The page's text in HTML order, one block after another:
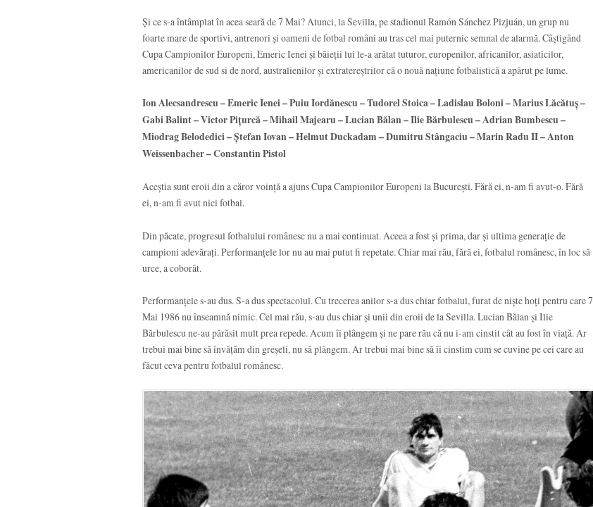
Și ce s-a întâmplat în acea seară de 7 Mai? Atunci, la Sevilla, pe stadionul Ramón Sánchez Pizjuán, un grup nu
foarte mare de sportivi, antrenori și oameni de fotbal români au tras cel mai puternic semnal de alarmă. Câștigând
Cupa Campionilor Europeni, Emeric Ienei și băieții lui le-a arătat tuturor, europenilor, africanilor, asiaticilor,
americanilor de sud si de nord, australienilor și extratereștrilor că o nouă națiune fotbalistică a apărut pe lume.
Ion Alecsandrescu – Emeric Ienei – Puiu Iordănescu – Tudorel Stoica – Ladislau Boloni – Marius Lăcătuș –
Gabi Balint – Victor Pițurcă – Mihail Majearu – Lucian Bălan – Ilie Bărbulescu – Adrian Bumbescu –
Miodrag Belodedici – Ștefan Iovan – Helmut Duckadam – Dumitru Stângaciu – Marin Radu II – Anton
Weissenbacher – Constantin Pistol
Aceștia sunt eroii din a căror voință a ajuns Cupa Campionilor Europeni la București. Fără ei, n-am fi avut-o. Fără
ei, n-am fi avut nici fotbal.
Din păcate, progresul fotbalului românesc nu a mai continuat. Aceea a fost și prima, dar și ultima generație de
campioni adevărați. Performanțele lor nu au mai putut fi repetate. Chiar mai rău, fără ei, fotbalul românesc, în loc să
urce, a coborât.
Performanțele s-au dus. S-a dus spectacolul. Cu trecerea anilor s-a dus chiar fotbalul, furat de niște hoți pentru care 7
Mai 1986 nu înseamnă nimic. Cel mai rău, s-au dus chiar și unii din eroii de la Sevilla. Lucian Bălan și Ilie
Bărbulescu ne-au părăsit mult prea repede. Acum îi plângem și ne pare rău că nu i-am cinstit cât au fost în viață. Ar
trebui mai bine să învățăm din greșeli, nu să plângem. Ar trebui mai bine să îi cinstim cum se cuvine pe cei care au
făcut ceva pentru fotbalul românesc.